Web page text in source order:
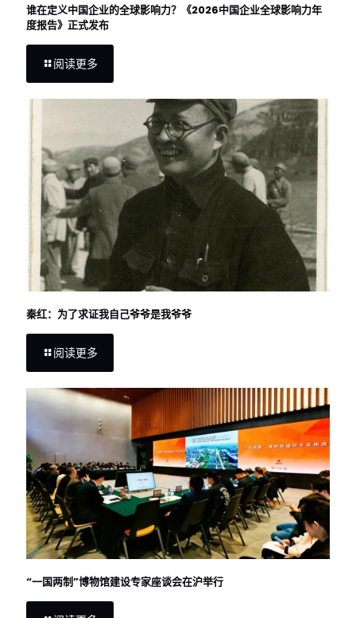
谁在定义中国企业的全球影响力？《2026中国企业全球影响力年
度报告》正式发布
阅读更多
秦红：为了求证我自己爷爷是我爷爷
阅读更多
“一国两制”博物馆建设专家座谈会在沪举行